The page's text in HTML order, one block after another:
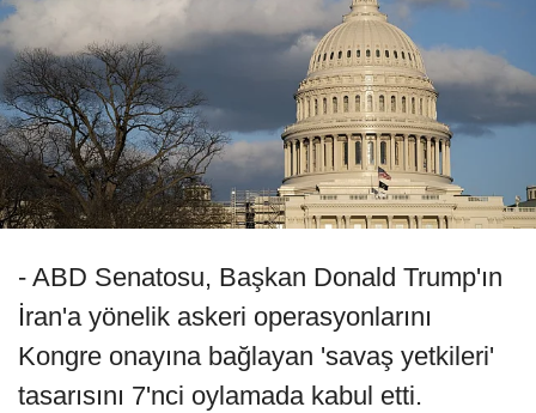
- ABD Senatosu, Başkan Donald Trump'ın
İran'a yönelik askeri operasyonlarını
Kongre onayına bağlayan 'savaş yetkileri'
tasarısını 7'nci oylamada kabul etti.